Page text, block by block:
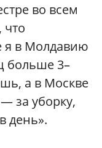
во всем
что
я в Молдавию
больше 3–
а в Москве
за уборку,
день».